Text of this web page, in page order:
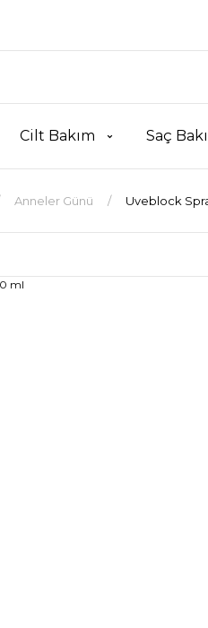
Cilt Bakım Saç
Anneler Günü Uveblock